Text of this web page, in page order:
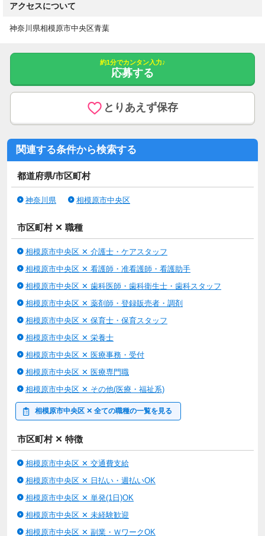
アクセスについて
神奈川県相模原市中央区青葉
約1分でカンタン入力♪
応募する
とりあえず保存
関連する条件から検索する
都道府県/市区町村
神奈川県 相模原市中央区
市区町村 ✕ 職種
相模原市中央区 ✕ 介護士・ケアスタッフ
相模原市中央区 ✕ 看護師・准看護師・看護助手
相模原市中央区 ✕ 歯科医師・歯科衛生士・歯科スタッフ
相模原市中央区 ✕ 薬剤師・登録販売者・調剤
相模原市中央区 ✕ 保育士・保育スタッフ
相模原市中央区 ✕ 栄養士
相模原市中央区 ✕ 医療事務・受付
相模原市中央区 ✕ 医療専門職
相模原市中央区 ✕ その他(医療・福祉系)
相模原市中央区 ✕ 全ての職種の一覧を見る
市区町村 ✕ 特徴
相模原市中央区 ✕ 交通費支給
相模原市中央区 ✕ 日払い・週払いOK
相模原市中央区 ✕ 単発(1日)OK
相模原市中央区 ✕ 未経験歓迎
相模原市中央区 ✕ 副業・ＷワークOK